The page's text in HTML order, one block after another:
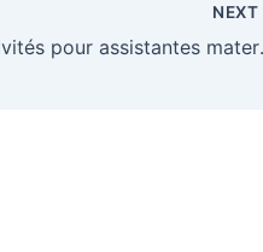
NEXT
Idées